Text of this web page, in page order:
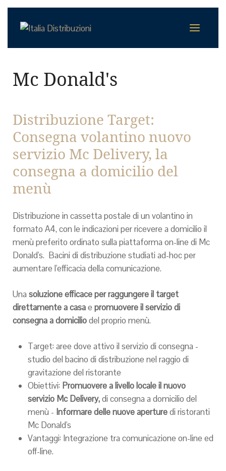
Mc Donald's
Distribuzione Target:
Consegna volantino nuovo
servizio Mc Delivery, la
consegna a domicilio del
menù
Distribuzione in cassetta postale di un volantino in
formato A4, con le indicazioni per ricevere a domicilio il
menù preferito ordinato sulla piattaforma on-line di Mc
Donald's. Bacini di distribuzione studiati ad-hoc per
aumentare l'efficacia della comunicazione.
Una soluzione efficace per raggungere il target
direttamente a casae promuovere il servizio di
consegna a domiciliodel proprio menù.
Target: aree dove attivo il servizio di consegna -
studio del bacino di distribuzione nel raggio di
gravitazione del ristorante
Obiettivi: Promuovere a livello locale il nuovo
servizio Mc Delivery,di consegna a domicilio del
menù - Informare delle nuove aperturedi ristoranti
Mc Donald's
Vantaggi: Integrazione tra comunicazione on-line ed
off-line.